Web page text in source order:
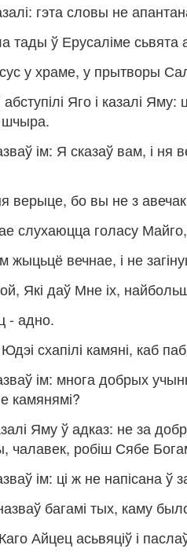
гэта словы не
тады ў Ерусаліме сьвята
Ісус у храме, у прытворы
Яго і казалі
ім: Я сказаў вам, і
верыце, бо вы не з
слухаюцца голасу
жыцьцё вечнае, і не
Які даў Мне іх,
- адно.
схапілі камяні, каб
ім: многа добрых
камянямі?
Яму ў адказ: не за
чалавек, робіш Сябе
ім: ці ж не напісана
багамі тых, каму
Айцец асьвяціў і